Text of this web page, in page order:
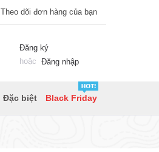
Theo dõi đơn hàng của bạn
Đăng ký
hoặc Đăng nhập
Đặc biệt Black Friday